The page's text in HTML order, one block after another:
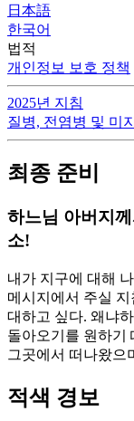
日本語
한국어
법적
개인정보 보호 정책
2025년 지침
질병, 전염병 및 미
최종 준비
하느님 아버지
소!
내가 지구에 대해
메시지에서 주실
대하고 싶다. 왜냐
돌아오기를 원하기
그곳에서 떠나왔으
적색 경보